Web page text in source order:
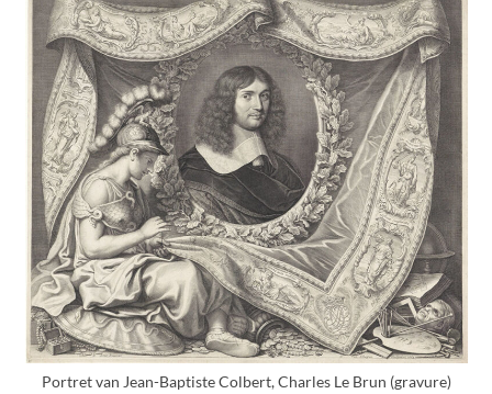
Portret van Jean-Baptiste Colbert, Charles Le Brun (gravure)